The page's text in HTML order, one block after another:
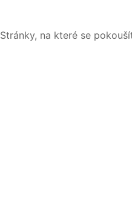
Stránky, na které se